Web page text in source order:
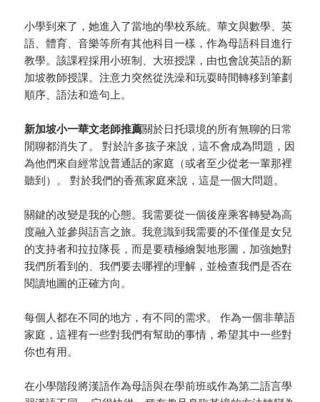
小學到來了，她進入了當地的學校系統。華文與數學、英
語、體育、音樂等所有其他科目一樣，作為母語科目進行
教學。該課程採用小班制、大班授課，由也會說英語的新
加坡教師授課。注意力突然從洗澡和玩耍時間轉移到筆劃
順序、語法和造句上。
新加坡小一華文老師推薦關於日托環境的所有無聊的日常
閒聊都消失了。 對於許多孩子來說，這不會成為問題，因
為他們來自經常說普通話的家庭（或者至少從老一輩那裡
聽到）。 對於我們的香蕉家庭來說，這是一個大問題。
關鍵的改變是我的心態。我需要從一個後座乘客轉變為高
度融入並參與語言之旅。我意識到我需要的不僅僅是女兒
的支持者和拉拉隊長，而是要積極繪製地形圖，加強她對
我們所看到的、我們要去哪裡的理解，並檢查我們是否在
閱讀地圖的正確方向。
每個人都在不同的地方，有不同的需求。 作為一個非華語
家庭，這裡有一些對我們有幫助的事情，希望其中一些對
你也有用。
在小學階段將漢語作為母語與在學前班或作為第二語言學